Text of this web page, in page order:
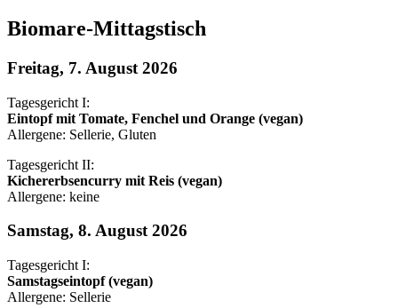
Biomare-Mittagstisch
Freitag, 7. August 2026
Tagesgericht I:
Eintopf mit Tomate, Fenchel und Orange (vegan)
Allergene: Sellerie, Gluten
Tagesgericht II:
Kichererbsencurry mit Reis (vegan)
Allergene: keine
Samstag, 8. August 2026
Tagesgericht I:
Samstagseintopf (vegan)
Allergene: Sellerie